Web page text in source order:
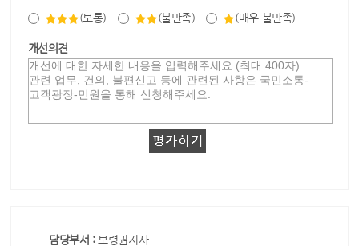
(보통) (불만족) (매우 불만족)
개선의견
담당부서 :보령권지사